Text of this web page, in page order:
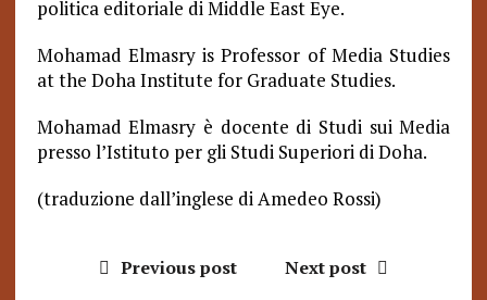
politica editoriale di Middle East Eye.
Mohamad Elmasry is Professor of Media Studies
at the Doha Institute for Graduate Studies.
Mohamad Elmasry è docente di Studi sui Media
presso l’Istituto per gli Studi Superiori di Doha.
(traduzione dall’inglese di Amedeo Rossi)
Previous post Next post